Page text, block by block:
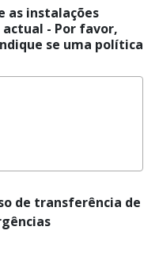
as instalações
- Por favor,
se uma política
de transferência de